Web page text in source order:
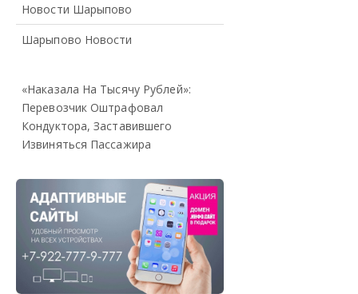
Новости Шарыпово
Шарыпово Новости
«Наказала На Тысячу Рублей»:
Перевозчик Оштрафовал
Кондуктора, Заставившего
Извиняться Пассажира